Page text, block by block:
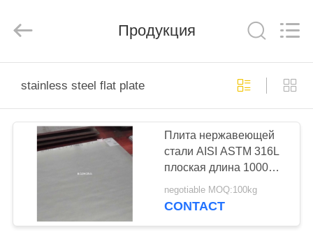
ПРОДУКТЫ
Co.,
Reserved.
Продукция
stainless steel flat plate
Плита нержавеющей
стали AISI ASTM 316L
плоская длина 1000mm
до 8000mm
negotiable MOQ:100kg
CONTACT